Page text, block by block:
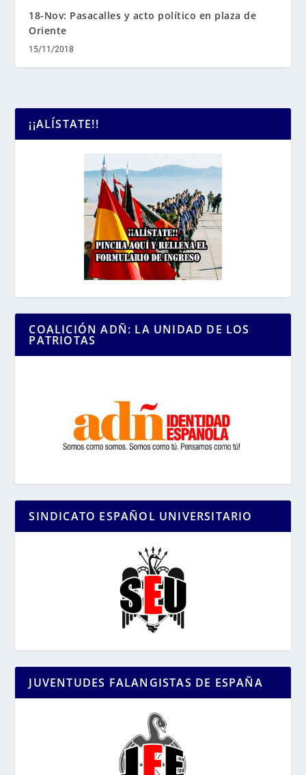
18-Nov: Pasacalles y acto político en plaza de
Oriente
15/11/2018
¡¡ALÍSTATE!!
COALICIÓN ADÑ: LA UNIDAD DE LOS
PATRIOTAS
SINDICATO ESPAÑOL UNIVERSITARIO
JUVENTUDES FALANGISTAS DE ESPAÑA